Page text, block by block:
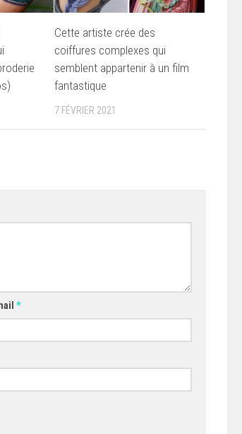
Cette artiste crée des
coiffures complexes qui
semblent appartenir à un film
fantastique
7 FÉVRIER 2021
*